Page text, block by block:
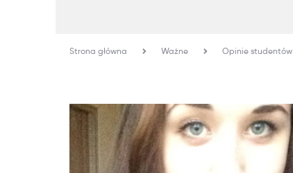
Strona główna Ważne Opinie studentów